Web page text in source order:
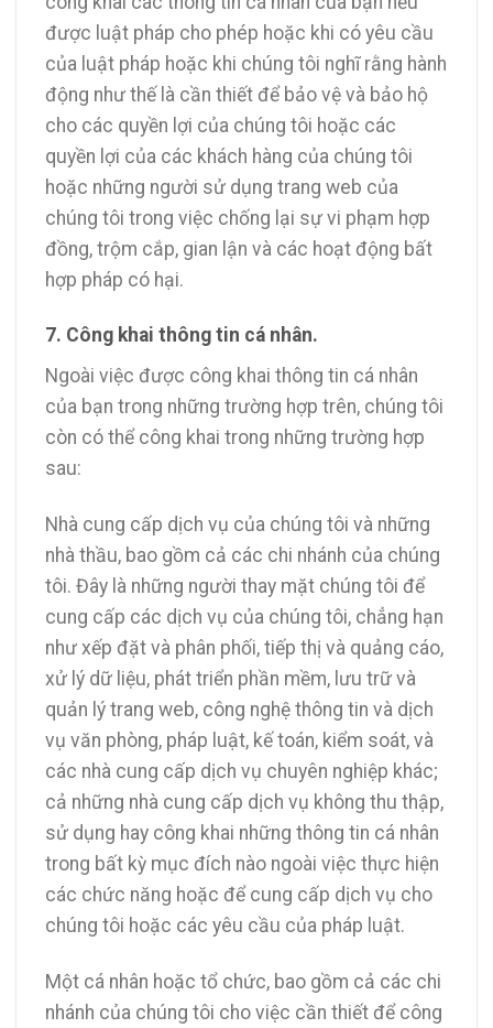
được luật pháp cho phép hoặc khi có yêu cầu
của luật pháp hoặc khi chúng tôi nghĩ rằng hành
động như thế là cần thiết để bảo vệ và bảo hộ
cho các quyền lợi của chúng tôi hoặc các
quyền lợi của các khách hàng của chúng tôi
hoặc những người sử dụng trang web của
chúng tôi trong việc chống lại sự vi phạm hợp
đồng, trộm cắp, gian lận và các hoạt động bất
hợp pháp có hại.
7. Công khai thông tin cá nhân.
Ngoài việc được công khai thông tin cá nhân
của bạn trong những trường hợp trên, chúng tôi
còn có thể công khai trong những trường hợp
sau:
Nhà cung cấp dịch vụ của chúng tôi và những
nhà thầu, bao gồm cả các chi nhánh của chúng
tôi. Đây là những người thay mặt chúng tôi để
cung cấp các dịch vụ của chúng tôi, chẳng hạn
như xếp đặt và phân phối, tiếp thị và quảng cáo,
xử lý dữ liệu, phát triển phần mềm, lưu trữ và
quản lý trang web, công nghệ thông tin và dịch
vụ văn phòng, pháp luật, kế toán, kiểm soát, và
các nhà cung cấp dịch vụ chuyên nghiệp khác;
cả những nhà cung cấp dịch vụ không thu thập,
sử dụng hay công khai những thông tin cá nhân
trong bất kỳ mục đích nào ngoài việc thực hiện
các chức năng hoặc để cung cấp dịch vụ cho
chúng tôi hoặc các yêu cầu của pháp luật.
Một cá nhân hoặc tổ chức, bao gồm cả các chi
nhánh của chúng tôi cho việc cần thiết để công